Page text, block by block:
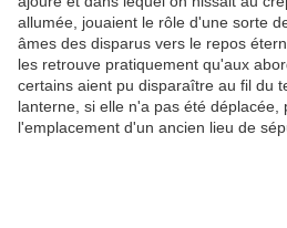
allumée, jouaient le rôle d'une sorte
âmes des disparus vers le repos
les retrouve pratiquement qu'aux
certains aient pu disparaître au fil du
lanterne, si elle n'a pas été déplacée,
l'emplacement d'un ancien lieu de